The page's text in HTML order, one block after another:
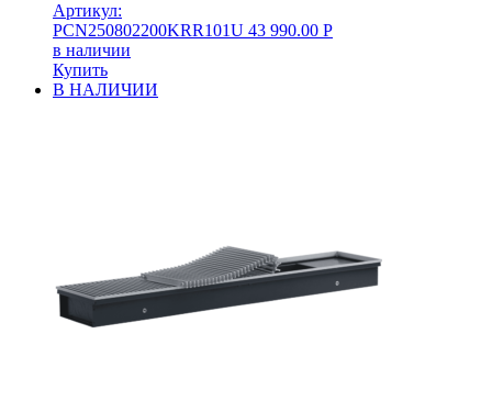
Артикул:
PCN250802200KRR101U 43 990.00 Р
в наличии
Купить
В НАЛИЧИИ